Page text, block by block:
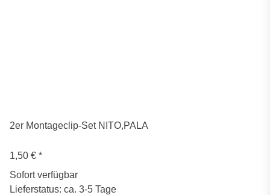
2er Montageclip-Set NITO,PALA
1,50 € *
Sofort verfügbar
Lieferstatus: ca. 3-5 Tage